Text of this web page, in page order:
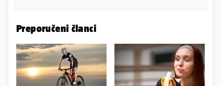
Preporučeni članci